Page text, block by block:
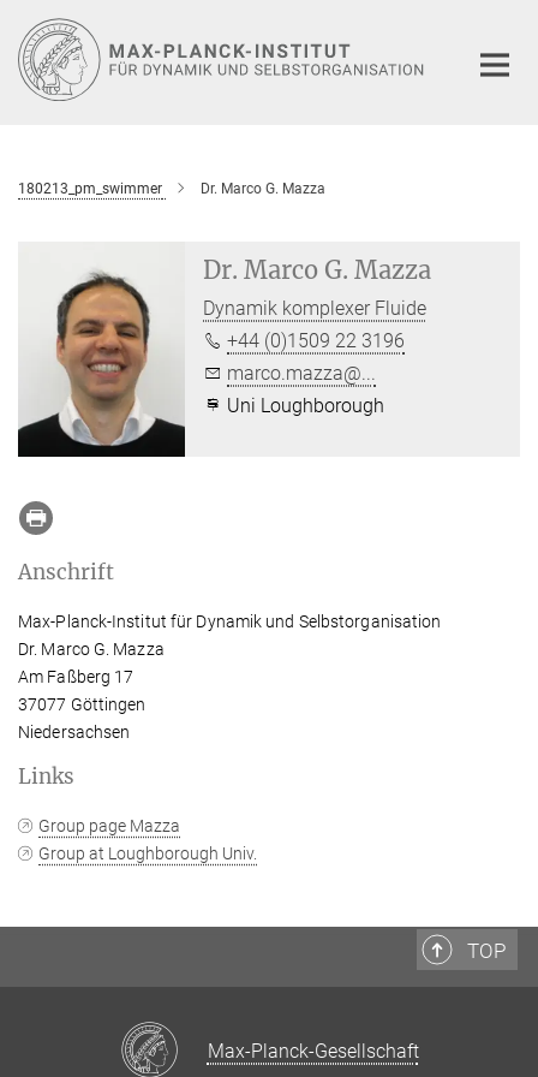
Hauptinhalt
180213_pm_swimmer Dr. Marco G. Mazza
Dr. Marco G. Mazza
Dynamik komplexer Fluide
+44 (0)1509 22 3196
marco.mazza@...
Uni Loughborough
Anschrift
Max-Planck-Institut für Dynamik und Selbstorganisation
Dr. Marco G. Mazza
Am Faßberg 17
37077 Göttingen
Niedersachsen
Links
Group page Mazza
Group at Loughborough Univ.
TOP
Max-Planck-Gesellschaft